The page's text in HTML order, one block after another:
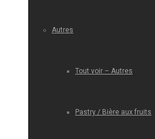
Autres
Tout voir – Autres
Pastry / Bière aux fruits